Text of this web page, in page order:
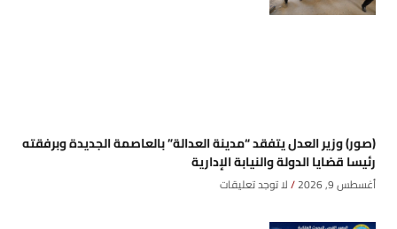
(صور) وزير العدل يتفقد “مدينة العدالة” بالعاصمة الجديدة وبرفقته
رئيسا قضايا الدولة والنيابة الإدارية
أغسطس 9, 2026 لا توجد تعليقات